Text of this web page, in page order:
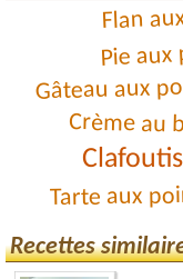
Flan
Pie aux
Gâteau aux
Crème au
Clafoutis
Tarte aux
Recettes